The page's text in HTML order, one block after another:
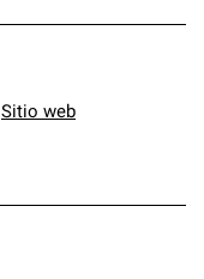
Sitio web